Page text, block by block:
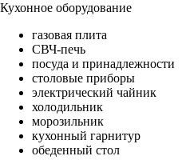
Кухонное оборудование
газовая плита
СВЧ-печь
посуда и принадлежности
столовые приборы
электрический чайник
холодильник
морозильник
кухонный гарнитур
обеденный стол